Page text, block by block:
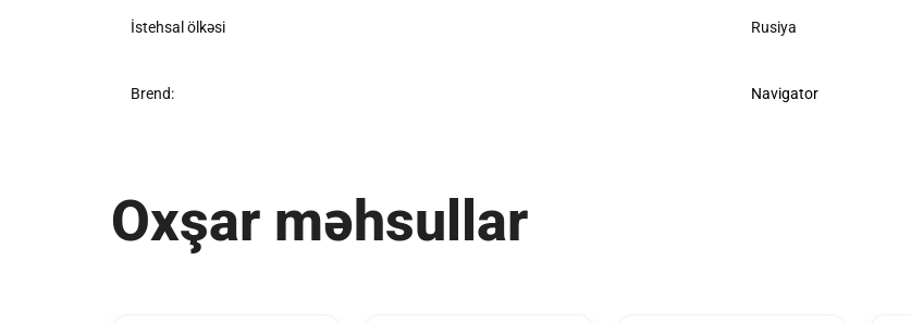
İstehsal ölkəsi Rusiya
Brend: Navigator
Oxşar məhsullar